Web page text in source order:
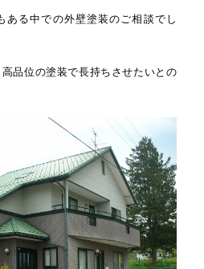
ある中での外壁塗装のご相談でし
品位の塗装で長持ちさせたいとの